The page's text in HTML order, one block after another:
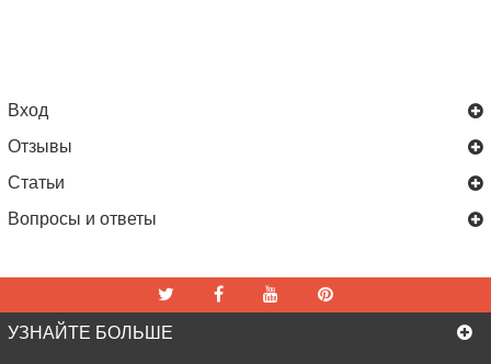
Вход
Отзывы
Статьи
Вопросы и ответы
УЗНАЙТЕ БОЛЬШЕ